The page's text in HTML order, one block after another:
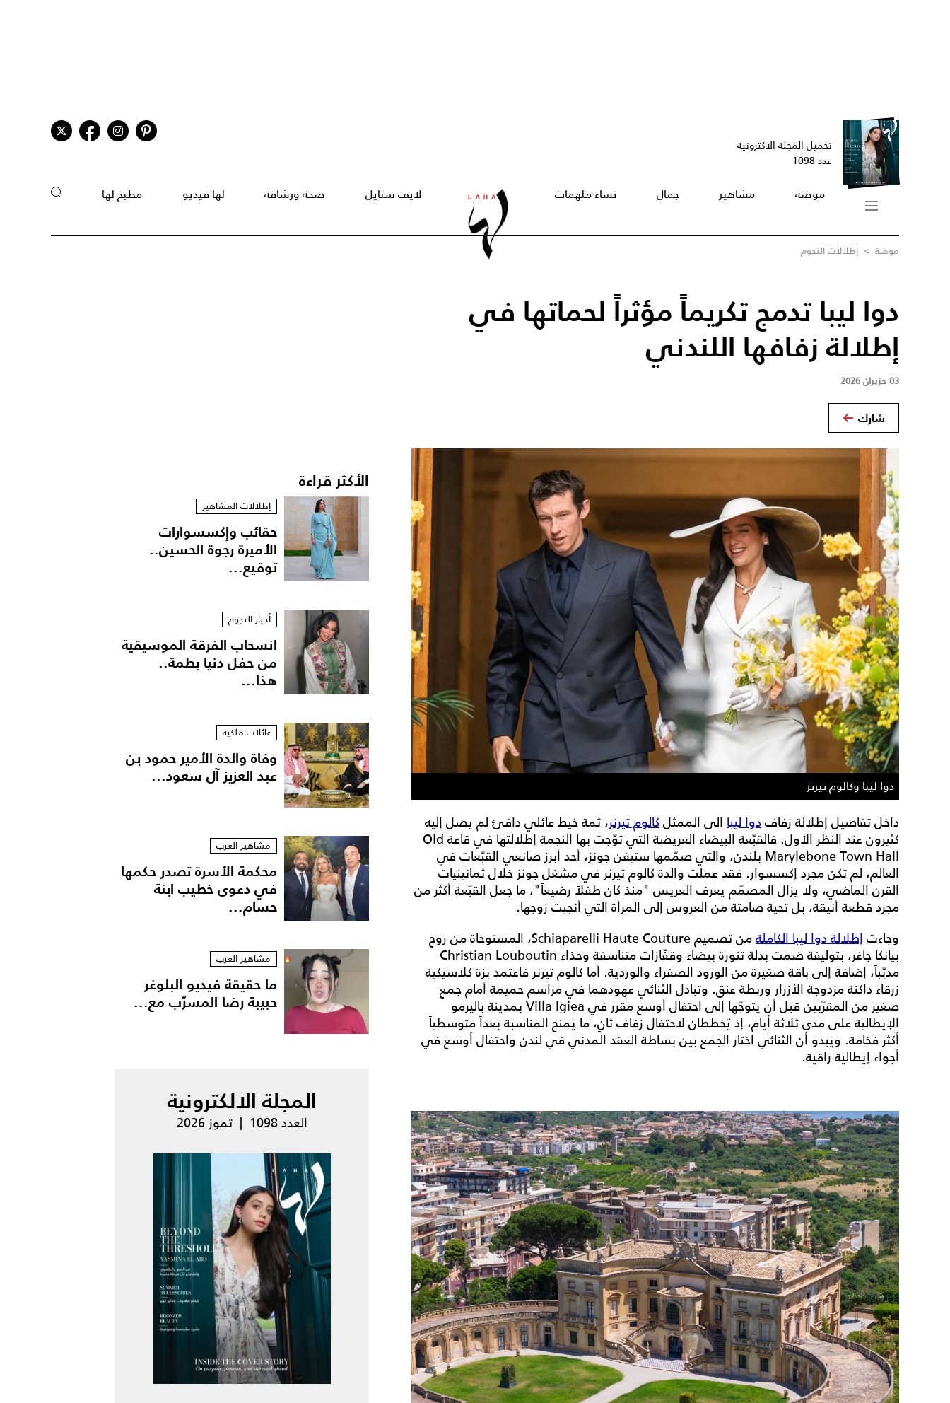
تحميل المجلة الاكترونية
عدد 1098
موضة مشاهير جمال نساء ملهمات لايف ستايل صحة ورشاقة لها فيديو مطبخ لها
موضة > إطلالات النجوم
دوا ليبا تدمج تكريماً مؤثراً لحماتها في
إطلالة زفافها اللندني
03 حزيران 2026
شارك
دوا ليبا وكالوم تيرنر
داخل تفاصيل إطلالة زفافدوا ليبا الى الممثلكالوم تيرنر، ثمة خيط عائلي دافئ لم يصل إليه
كثيرون عند النظر الأول. فالقبّعة البيضاء العريضة التي توّجت بها النجمة إطلالتها في قاعة Old
Marylebone Town Hall بلندن، والتي صمّمها ستيفن جونز، أحد أبرز صانعي القبّعات في
العالم، لم تكن مجرد إكسسوار. فقد عملت والدة كالوم تيرنر في مشغل جونز خلال ثمانينيات
القرن الماضي، ولا يزال المصمّم يعرف العريس "منذ كان طفلاً رضيعاً"، ما جعل القبّعة أكثر من
مجرد قطعة أنيقة، بل تحية صامتة من العروس إلى المرأة التي أنجبت زوجها.
وجاءت إطلالة دوا ليبا الكاملة
من تصميم Schiaparelli Haute Couture، المستوحاة من روح
بيانكا جاغر، بتوليفة ضمت بدلة تنورة بيضاء وقفّازات متناسقة وحذاء Christian Louboutin
مدبّباً، إضافة إلى باقة صغيرة من الورود الصفراء والوردية. أما كالوم تيرنر فاعتمد بزة كلاسيكية
زرقاء داكنة مزدوجة الأزرار وربطة عنق. وتبادل الثنائي عهودهما في مراسم حميمة أمام جمع
صغير من المقرّبين قبل أن يتوجّها إلى احتفال أوسع مقرر في Villa Igiea بمدينة باليرمو
الإيطالية على مدى ثلاثة أيام، إذ يُخططان لاحتفال زفاف ثانٍ، ما يمنح المناسبة بعداً متوسطياً
أكثر فخامة. ويبدو أن الثنائي اختار الجمع بين بساطة العقد المدني في لندن واحتفال أوسع في
أجواء إيطالية راقية.
الأكثر قراءة
إطلالات المشاهير
حقائب وإكسسوارات
الأميرة رجوة الحسين..
توقيع...
أخبار النجوم
انسحاب الفرقة الموسيقية
من حفل دنيا بطمة..
هذا...
عائلات ملكية
وفاة والدة الأمير حمود بن
عبد العزيز آل سعود...
مشاهير العرب
محكمة الأسرة تصدر حكمها
في دعوى خطيب ابنة
حسام...
مشاهير العرب
ما حقيقة فيديو البلوغر
حبيبة رضا المسرّب مع...
المجلة الالكترونية
العدد 1098 | تموز 2026